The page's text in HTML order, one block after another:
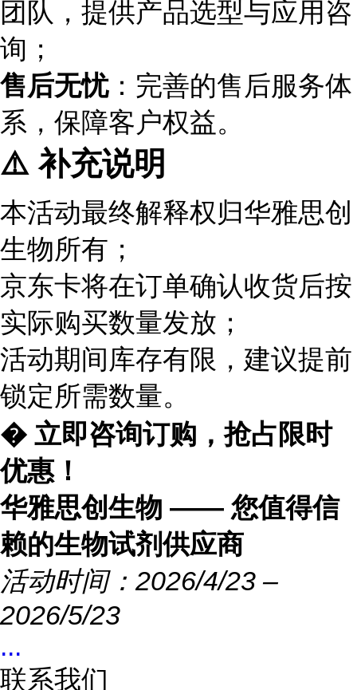
团队，提供产品选型与应用咨
询；
售后无忧：完善的售后服务体
系，保障客户权益。
⚠️ 补充说明
本活动最终解释权归华雅思创
生物所有；
京东卡将在订单确认收货后按
实际购买数量发放；
活动期间库存有限，建议提前
锁定所需数量。
� 立即咨询订购，抢占限时
优惠！
华雅思创生物 —— 您值得信
赖的生物试剂供应商
活动时间：2026/4/23 –
2026/5/23
...
联系我们